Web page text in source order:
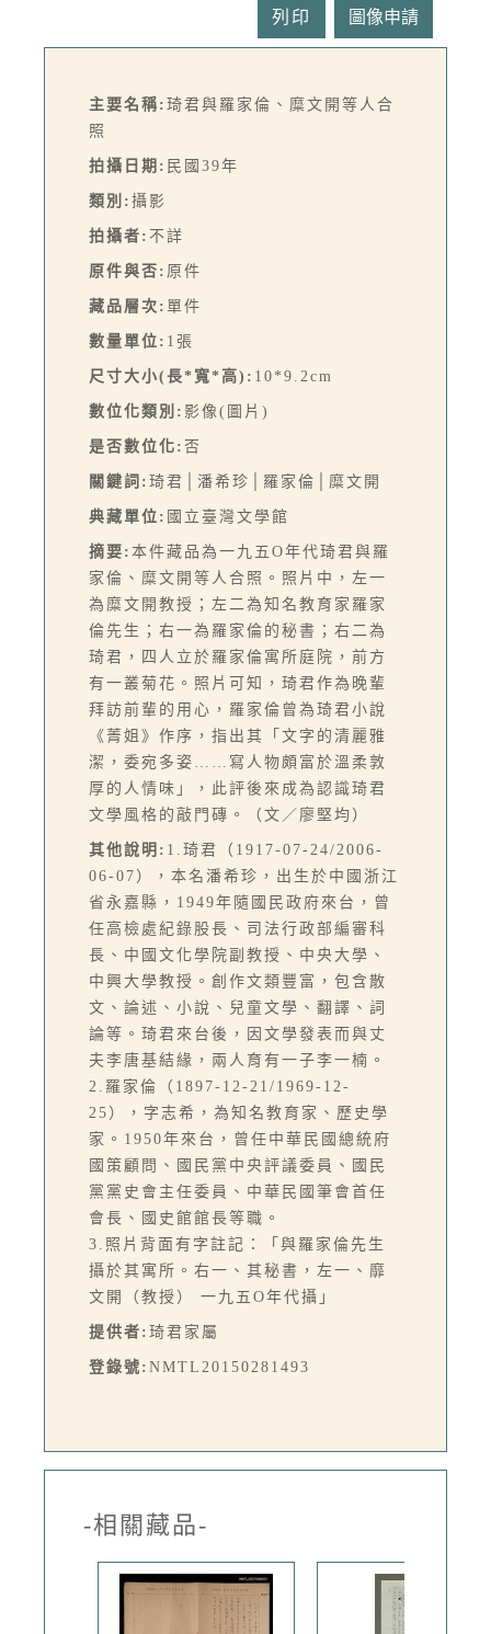
列印
主要名稱: 琦君與羅家倫、糜文開等人合
照
拍攝日期: 民國39年
類別: 攝影
拍攝者: 不詳
原件與否: 原件
藏品層次: 單件
數量單位: 1張
尺寸大小(長*寬*高): 10*9.2cm
數位化類別: 影像(圖片)
是否數位化: 否
關鍵詞: 琦君│潘希珍│羅家倫│糜文開
典藏單位: 國立臺灣文學館
摘要: 本件藏品為一九五O年代琦君與羅
家倫、糜文開等人合照。照片中，左一
為糜文開教授；左二為知名教育家羅家
倫先生；右一為羅家倫的秘書；右二為
琦君，四人立於羅家倫寓所庭院，前方
有一叢菊花。照片可知，琦君作為晚輩
拜訪前輩的用心，羅家倫曾為琦君小說
《菁姐》作序，指出其「文字的清麗雅
潔，委宛多姿……寫人物頗富於溫柔敦
厚的人情味」，此評後來成為認識琦君
文學風格的敲門磚。（文／廖堅均）
其他說明: 1.琦君（1917-07-24/2006-
06-07），本名潘希珍，出生於中國浙江
省永嘉縣，1949年隨國民政府來台，曾
任高檢處紀錄股長、司法行政部編審科
長、中國文化學院副教授、中央大學、
中興大學教授。創作文類豐富，包含散
文、論述、小說、兒童文學、翻譯、詞
論等。琦君來台後，因文學發表而與丈
夫李唐基結緣，兩人育有一子李一楠。
2.羅家倫（1897-12-21/1969-12-
25），字志希，為知名教育家、歷史學
家。1950年來台，曾任中華民國總統府
國策顧問、國民黨中央評議委員、國民
黨黨史會主任委員、中華民國筆會首任
會長、國史館館長等職。
3.照片背面有字註記：「與羅家倫先生
攝於其寓所。右一、其秘書，左一、靡
文開（教授） 一九五O年代攝」
提供者: 琦君家屬
登錄號: NMTL20150281493
-相關藏品-